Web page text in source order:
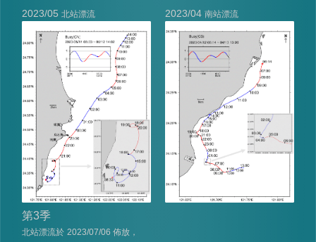
2023/05 北站漂流 2023/04 南站漂流
第3季
北站漂流於 2023/07/06 佈放，